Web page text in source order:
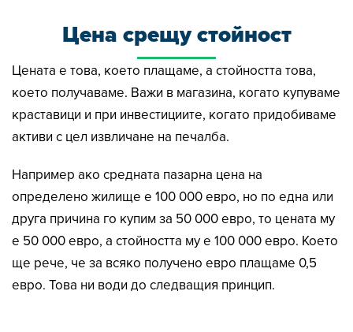
Цена срещу стойност
Цената е това, което плащаме, а стойността това,
което получаваме. Важи в магазина, когато купуваме
краставици и при инвестициите, когато придобиваме
активи с цел извличане на печалба.
Например ако средната пазарна цена на
определено жилище е 100 000 евро, но по една или
друга причина го купим за 50 000 евро, то цената му
е 50 000 евро, а стойността му е 100 000 евро. Което
ще рече, че за всяко получено евро плащаме 0,5
евро. Това ни води до следващия принцип.